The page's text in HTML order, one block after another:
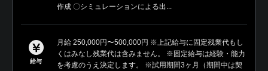
作成 〇シミュレーションによる出...
給与
月給 250,000円〜500,000円 ※上記給与に固定残業代もし
くはみなし残業代は含みません。 ※固定給与は経験・能力
を考慮のうえ決定します。 ※試用期間3ヶ月（期間中は契